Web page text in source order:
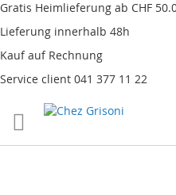
Gratis Heimlieferung ab CHF
Lieferung innerhalb 48h
Kauf auf Rechnung
Service client 041 377 11 22